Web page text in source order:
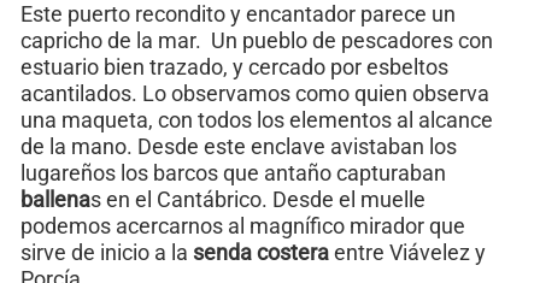
Este puerto recondito y encantador parece un
capricho de la mar. Un pueblo de pescadores con
estuario bien trazado, y cercado por esbeltos
acantilados. Lo observamos como quien observa
una maqueta, con todos los elementos al alcance
de la mano. Desde este enclave avistaban los
lugareños los barcos que antaño capturaban
ballenas en el Cantábrico. Desde el muelle
podemos acercarnos al magnífico mirador que
sirve de inicio a la senda costeraentre Viávelez y